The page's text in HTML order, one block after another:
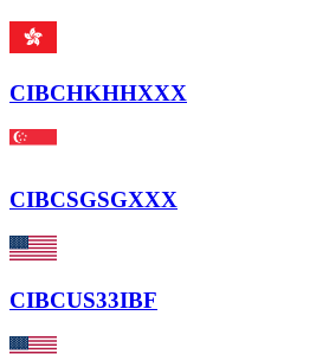
CIBCHKHHXXX
CIBCSGSGXXX
CIBCUS33IBF